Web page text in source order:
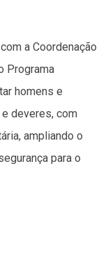
a Coordenação
Programa
homens e
deveres, com
ampliando o
para o